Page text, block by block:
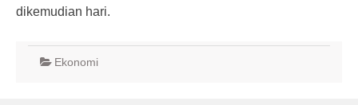
dikemudian hari.
Ekonomi